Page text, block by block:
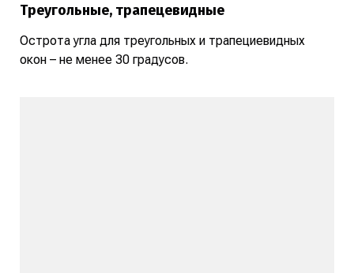
Треугольные, трапецевидные
Острота угла для треугольных и трапециевидных
окон – не менее 30 градусов.